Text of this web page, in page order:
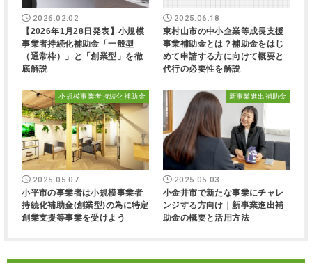
2026.02.02
【2026年1月28日発表】小規模
事業者持続化補助金「一般型
（通常枠）」と「創業型」を徹
底解説
2025.06.18
東村山市の中小企業等成長支援
事業補助金とは？補助金をはじ
めて申請する方に向けて概要と
代行の必要性を解説
小規模事業者持続化補助金
2025.05.07
小平市の事業者は小規模事業者
持続化補助金(創業型)の為に特定
創業支援等事業を受けよう
新事業進出補助金
2025.05.03
小金井市で新たな事業にチャレ
ンジする方向け｜新事業進出補
助金の概要と活用方法